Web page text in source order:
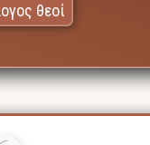
θεοί